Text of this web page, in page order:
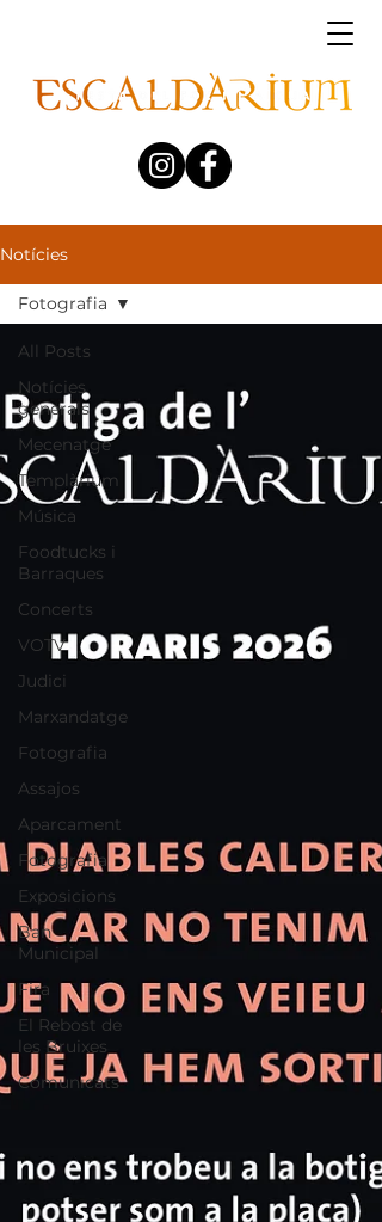
Notícies
All Posts
Notícies
generals
Mecenatge
Templàrium
Música
Foodtucks i
Barraques
Concerts
VOTV
Judici
Marxandatge
Fotografia
Assajos
Aparcament
Fotografia
Exposicions
Ban
Municipal
Fira
El Rebost de
les Bruixes
Comunicats
Fotografia